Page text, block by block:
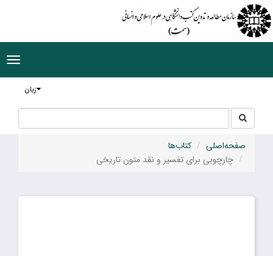
زبان
جستجو
در
سایت
صفحه‌اصلی
کتاب‌ها
چارچوبی برای تفسیر و نقد متون تاریخی